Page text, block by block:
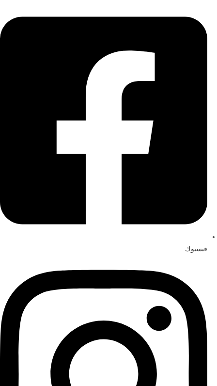
فيسبوك